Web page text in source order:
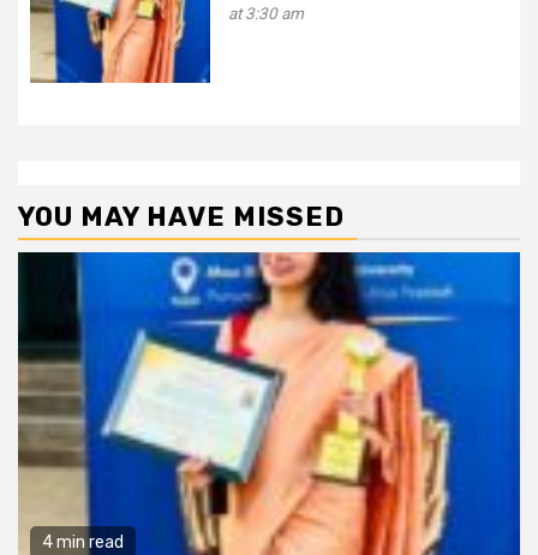
at 3:30 am
YOU MAY HAVE MISSED
4 min read